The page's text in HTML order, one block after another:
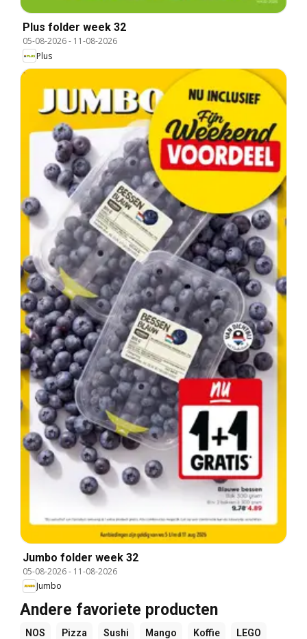
Plus folder week 32
05-08-2026- 11-08-2026
Plus
Jumbo folder week 32
05-08-2026- 11-08-2026
Jumbo
Andere favoriete producten
NOS Pizza Sushi Mango Koffie LEGO